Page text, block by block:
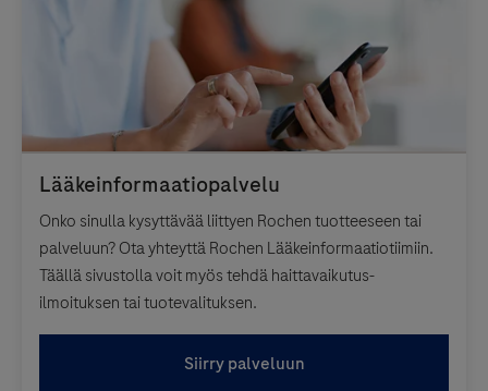
Onko sinulla kysyttävää liittyen Rochen tuotteeseen tai
palveluun? Ota yhteyttä Rochen Lääkeinformaatiotiimiin.
Täällä sivustolla voit myös tehdä haittavaikutus-
ilmoituksen tai tuotevalituksen.
Siirry palveluun